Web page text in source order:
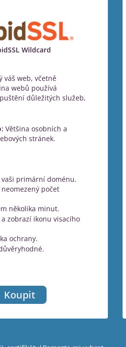
Wildcard
váš web, včetně
webů používá
důležitých služeb,
Většina osobních a
stránek.
vaši primární doménu.
počet
několika minut.
a zobrazí ikonu visacího
ochrany.
Koupit